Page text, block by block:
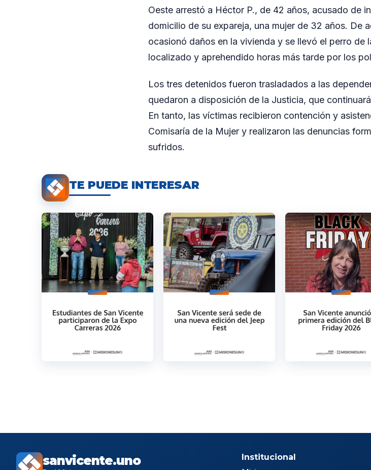
Oeste arrestó a Héctor P., de 42 años, acusado de
domicilio de su expareja, una mujer de 32 años. De
ocasionó daños en la vivienda y se llevó el perro de
localizado y aprehendido horas más tarde por los
Los tres detenidos fueron trasladados a las
quedaron a disposición de la Justicia, que
En tanto, las víctimas recibieron contención y
Comisaría de la Mujer y realizaron las denuncias
sufridos.
TE PUEDE INTERESAR
sanvicente.uno Institucional